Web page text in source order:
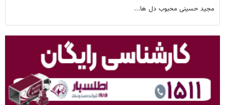
مجید حسینی محبوب دل ها...